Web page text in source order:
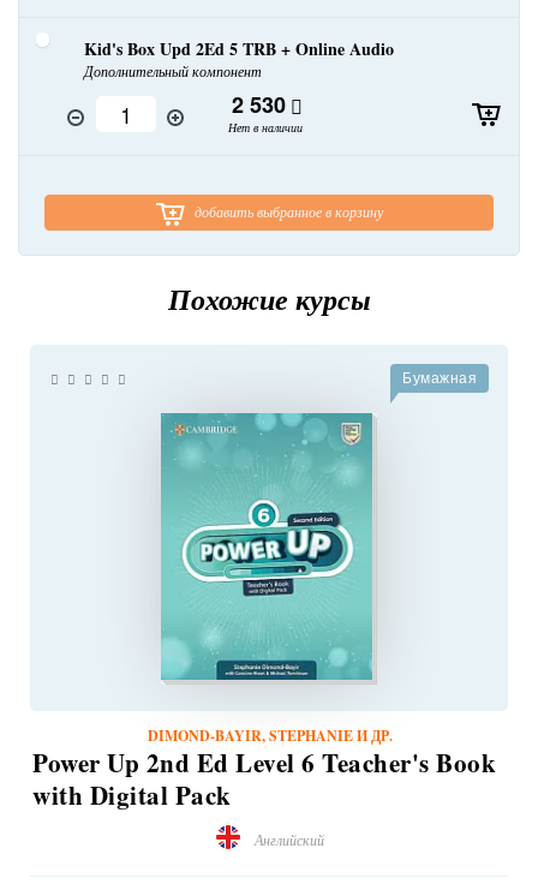
Kid's Box Upd 2Ed 5 TRB + Online Audio
Дополнительный компонент
2 530
Нет в наличии
добавить выбранное в корзину
Похожие курсы
Бумажная
DIMOND-BAYIR, STEPHANIE И ДР.
Power Up 2nd Ed Level 6 Teacher's Book
with Digital Pack
Английский